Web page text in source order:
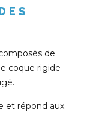
de
coque rigide
et répond aux